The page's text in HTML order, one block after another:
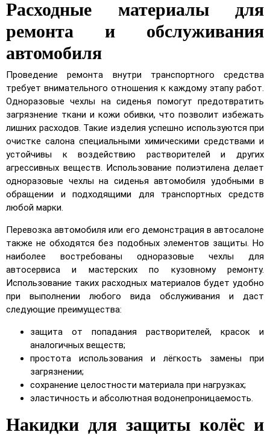
RU
Расходные материалы для
ремонта и обслуживания
автомобиля
Проведение ремонта внутри транспортного средства
требует внимательного отношения к каждому этапу работ.
Одноразовые чехлы на сиденья помогут предотвратить
загрязнение ткани и кожи обивки, что позволит избежать
лишних расходов. Такие изделия успешно используются при
очистке салона специальными химическими средствами и
устойчивы к воздействию растворителей и других
агрессивных веществ. Использование полиэтилена делает
одноразовые чехлы на сиденья автомобиля удобными в
обращении и подходящими для транспортных средств
любой марки.
Перевозка автомобиля или его демонстрация в автосалоне
также не обходятся без подобных элементов защиты. Но
наиболее востребованы одноразовые чехлы для
автосервиса и мастерских по кузовному ремонту.
Использование таких расходных материалов будет удобно
при выполнении любого вида обслуживания и даст
следующие преимущества:
защита от попадания растворителей, красок и
аналогичных веществ;
простота использования и лёгкость замены при
загрязнении;
сохранение целостности материала при нагрузках;
эластичность и абсолютная водонепроницаемость.
Накидки для защиты колёс и